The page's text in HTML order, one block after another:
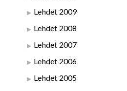
Lehdet 2009
Lehdet 2008
Lehdet 2007
Lehdet 2006
Lehdet 2005